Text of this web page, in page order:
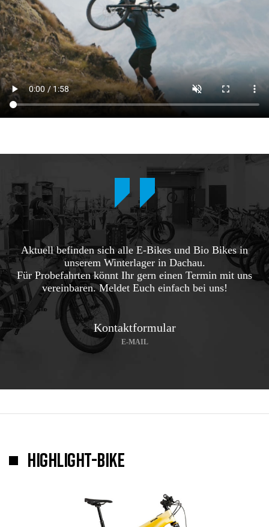
Aktuell befinden sich alle E-Bikes und Bio Bikes in
unserem Winterlager in Dachau.
Für Probefahrten könnt Ihr gern einen Termin mit uns
vereinbaren. Meldet Euch einfach bei uns!
Kontaktformular
E-MAIL
HIGHLIGHT-BIKE